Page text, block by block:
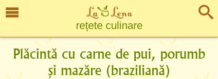
rețete culinare
Plăcintă cu carne de pui, porumb
și mazăre (braziliană)